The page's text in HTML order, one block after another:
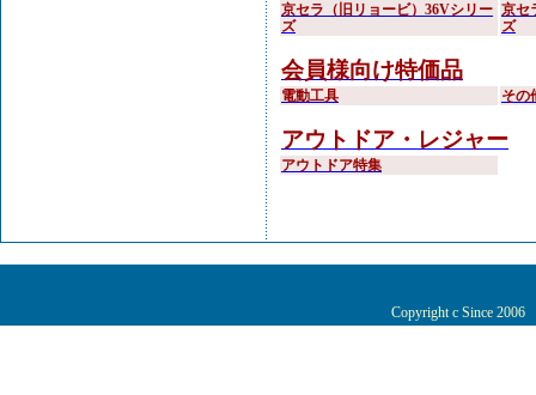
京セラ（旧リョービ）36Vシリー
ズ
京セ
ズ
会員様向け特価品
電動工具 その
アウトドア・レジャー
アウトドア特集
Copyright c Since